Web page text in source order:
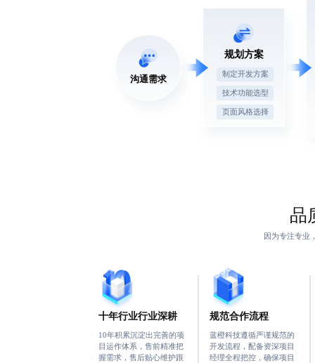
沟通需求
规划方案
制定开发方案
技术功能选型
页面风格选择
品
因为专注专业
十年行业行业深耕
10年积累沉淀出完善的项
目运作体系，售前精准把
握需求，售后贴心维护跟
规范合作流程
蓝橙科技遵循严谨规范的
开发流程，配备资深项目
经理全程把控，确保项目